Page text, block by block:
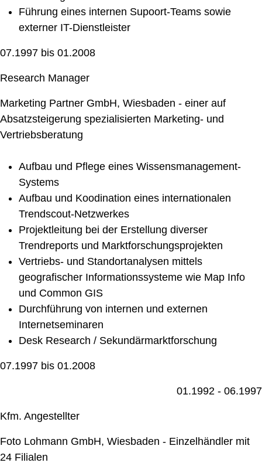
Führung eines internen Supoort-Teams sowie
externer IT-Dienstleister
07.1997 bis 01.2008
Research Manager
Marketing Partner GmbH, Wiesbaden - einer auf
Absatzsteigerung spezialisierten Marketing- und
Vertriebsberatung
Aufbau und Pflege eines Wissensmanagement-
Systems
Aufbau und Koodination eines internationalen
Trendscout-Netzwerkes
Projektleitung bei der Erstellung diverser
Trendreports und Marktforschungsprojekten
Vertriebs- und Standortanalysen mittels
geografischer Informationssysteme wie Map Info
und Common GIS
Durchführung von internen und externen
Internetseminaren
Desk Research / Sekundärmarktforschung
07.1997 bis 01.2008
01.1992 - 06.1997
Kfm. Angestellter
Foto Lohmann GmbH, Wiesbaden - Einzelhändler mit
24 Filialen